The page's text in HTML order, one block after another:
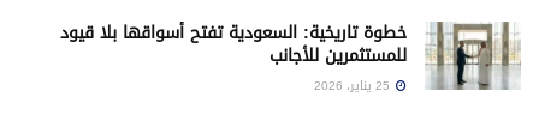
خطوة تاريخية: السعودية تفتح أسواقها بلا قيود
للمستثمرين للأجانب